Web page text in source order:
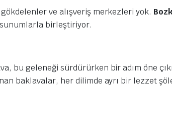
ve alışveriş merkezleri yok.
birleştiriyor.
bu geleneği sürdürürken bir adım öne
baklavalar, her dilimde ayrı bir lezzet